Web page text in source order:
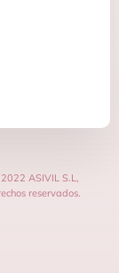
ASIVIL S.L,
reservados.